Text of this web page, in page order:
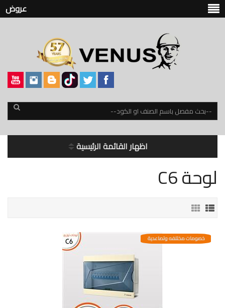
عروض
اظهار القائمة الرئيسية
لوحة C6
خصومات مختلفه وتصاعدية